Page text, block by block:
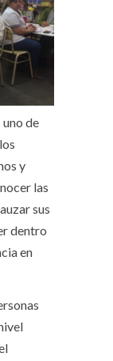
uno de
y
las
sus
dentro
en